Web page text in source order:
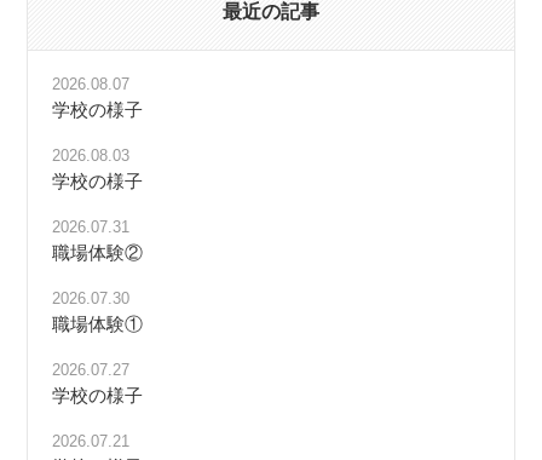
最近の記事
2026.08.07
学校の様子
2026.08.03
学校の様子
2026.07.31
職場体験②
2026.07.30
職場体験①
2026.07.27
学校の様子
2026.07.21